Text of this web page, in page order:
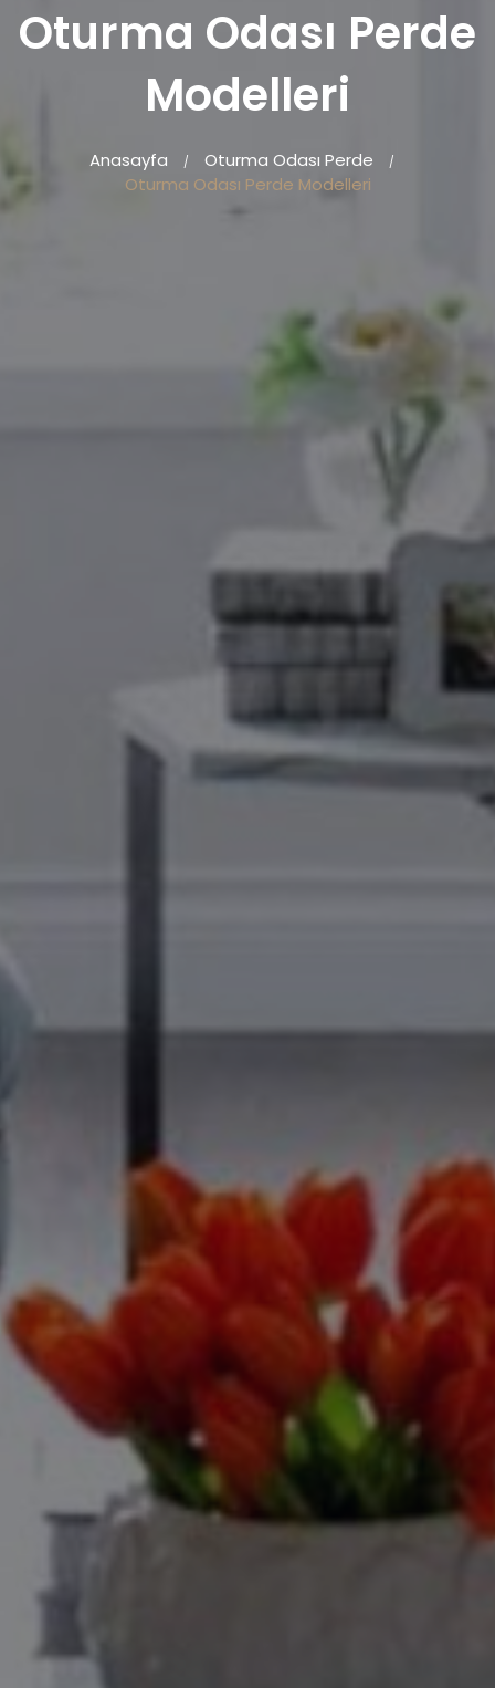
Oturma Odası Perde
Modelleri
Anasayfa / Oturma Odası Perde /
Oturma Odası Perde Modelleri